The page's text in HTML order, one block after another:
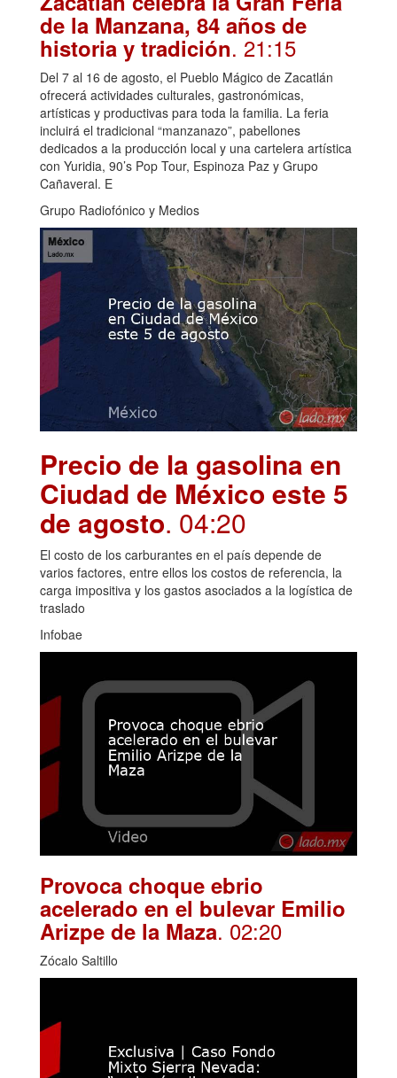
de la Manzana, 84 años de
historia y tradición. 21:15
Del 7 al 16 de agosto, el Pueblo Mágico de Zacatlán
ofrecerá actividades culturales, gastronómicas,
artísticas y productivas para toda la familia. La feria
incluirá el tradicional “manzanazo”, pabellones
dedicados a la producción local y una cartelera artística
con Yuridia, 90’s Pop Tour, Espinoza Paz y Grupo
Cañaveral. E
Grupo Radiofónico y Medios
Precio de la gasolina en
Ciudad de México este 5
de agosto. 04:20
El costo de los carburantes en el país depende de
varios factores, entre ellos los costos de referencia, la
carga impositiva y los gastos asociados a la logística de
traslado
Infobae
Provoca choque ebrio
acelerado en el bulevar Emilio
Arizpe de la Maza. 02:20
Zócalo Saltillo